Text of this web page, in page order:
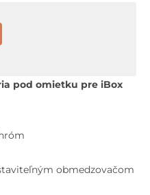
pod omietku pre iBox
obmedzovačom